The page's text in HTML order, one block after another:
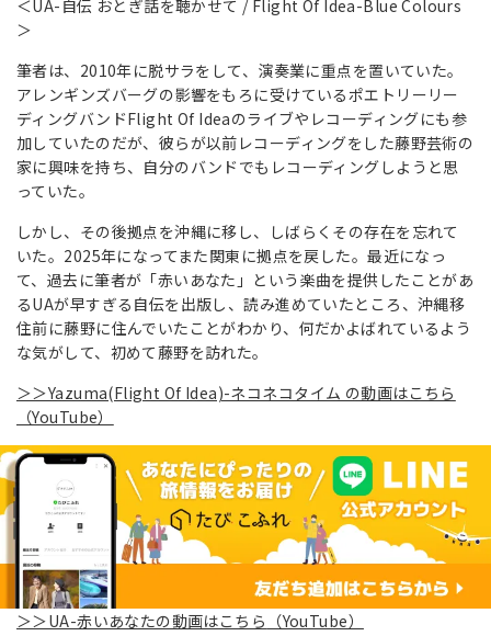
＜UA-自伝 おとぎ話を聴かせて / Flight Of Idea-Blue Colours
＞
筆者は、2010年に脱サラをして、演奏業に重点を置いていた。
アレンギンズバーグの影響をもろに受けているポエトリーリー
ディングバンドFlight Of Ideaのライブやレコーディングにも参
加していたのだが、彼らが以前レコーディングをした藤野芸術の
家に興味を持ち、自分のバンドでもレコーディングしようと思
っていた。
しかし、その後拠点を沖縄に移し、しばらくその存在を忘れて
いた。2025年になってまた関東に拠点を戻した。最近になっ
て、過去に筆者が「赤いあなた」という楽曲を提供したことがあ
るUAが早すぎる自伝を出版し、読み進めていたところ、沖縄移
住前に藤野に住んでいたことがわかり、何だかよばれているよう
な気がして、初めて藤野を訪れた。
＞＞Yazuma(Flight Of Idea)-ネコネコタイム の動画はこちら
（YouTube）
＞＞UA-赤いあなたの動画はこちら （YouTube）